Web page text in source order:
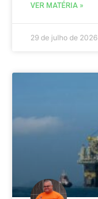
VER MATÉRIA »
29 de julho de 2026